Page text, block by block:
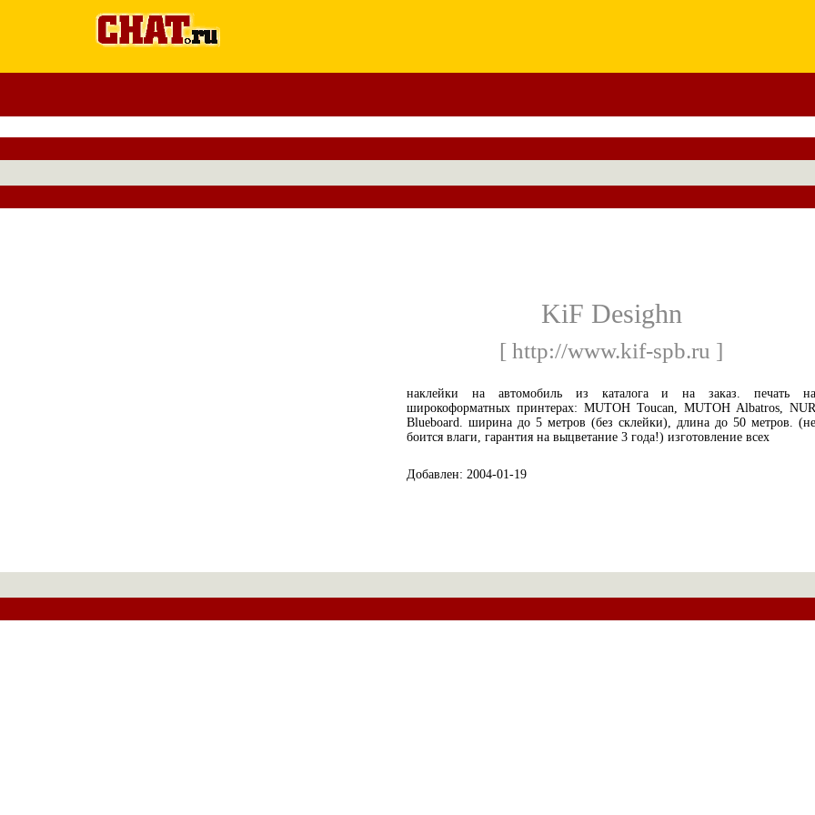
KiF Desighn
[ http://www.kif-spb.ru ]
наклейки на автомобиль из каталога и на заказ. печать на
широкоформатных принтерах: MUTOH Toucan, MUTOH Albatros, NUR
Blueboard. ширина до 5 метров (без склейки), длина до 50 метров. (не
боится влаги, гарантия на выцветание 3 года!) изготовление всех
Добавлен: 2004-01-19